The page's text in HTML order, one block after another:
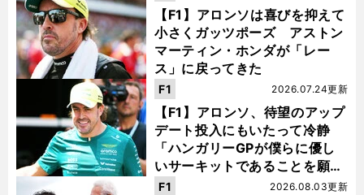
【F1】アロンソは喜びを抑えて
小さくガッツポーズ アストン
マーティン・ホンダが「レー
ス」に戻ってきた
【F1】アロンソ、待望のアップ
デート投入にもいたって冷静
「ハンガリーGPが僕らに優し
いサーキットであることを願
う」
2026.07.24更新
F1
2026.08.03更新
F1